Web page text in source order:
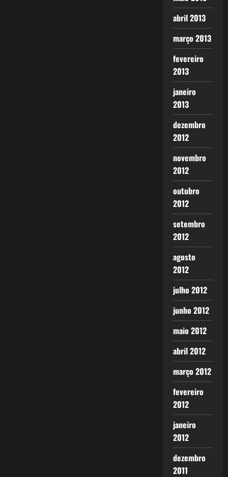
abril 2013
março 2013
fevereiro
2013
janeiro
2013
dezembro
2012
novembro
2012
outubro
2012
setembro
2012
agosto
2012
julho 2012
junho 2012
maio 2012
abril 2012
março 2012
fevereiro
2012
janeiro
2012
dezembro
2011